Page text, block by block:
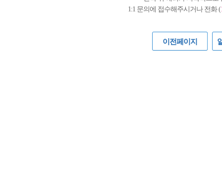
1:1 문의에 접수해주시거나 전화 (
이전페이지